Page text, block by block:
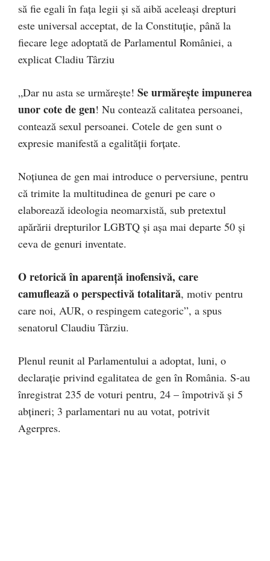
să fie egali în fața legii și să aibă aceleași drepturi
este universal acceptat, de la Constituție, până la
fiecare lege adoptată de Parlamentul României, a
explicat Cladiu Târziu
„Dar nu asta se urmărește! Se urmărește impunerea
unor cote de gen! Nu contează calitatea persoanei,
contează sexul persoanei. Cotele de gen sunt o
expresie manifestă a egalității forțate.
Noțiunea de gen mai introduce o perversiune, pentru
că trimite la multitudinea de genuri pe care o
elaborează ideologia neomarxistă, sub pretextul
apărării drepturilor LGBTQ și așa mai departe 50 și
ceva de genuri inventate.
O retorică în aparență inofensivă, care
camuflează o perspectivă totalitară, motiv pentru
care noi, AUR, o respingem categoric”, a spus
senatorul Claudiu Târziu.
Plenul reunit al Parlamentului a adoptat, luni, o
declaraţie privind egalitatea de gen în România. S-au
înregistrat 235 de voturi pentru, 24 – împotrivă şi 5
abţineri; 3 parlamentari nu au votat, potrivit
Agerpres.